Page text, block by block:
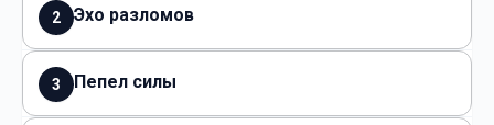
2 Эхо разломов
3 Пепел силы